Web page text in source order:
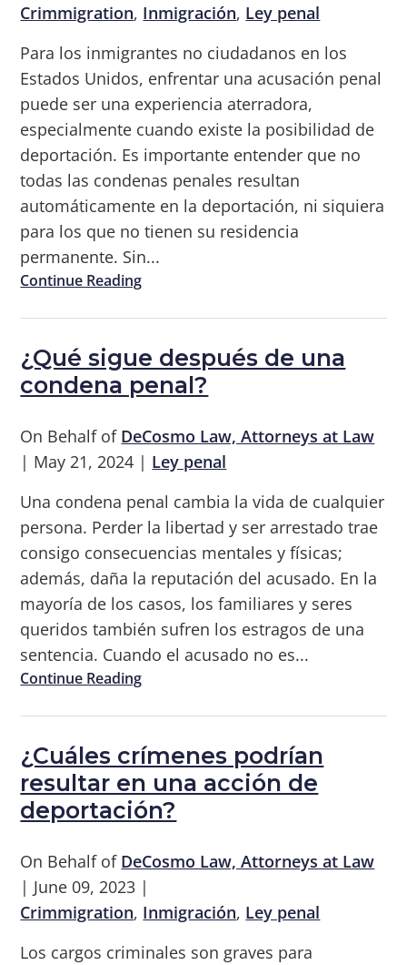
Crimmigration, Inmigración, Ley penal
Para los inmigrantes no ciudadanos en los
Estados Unidos, enfrentar una acusación penal
puede ser una experiencia aterradora,
especialmente cuando existe la posibilidad de
deportación. Es importante entender que no
todas las condenas penales resultan
automáticamente en la deportación, ni siquiera
para los que no tienen su residencia
permanente. Sin...
Continue Reading
¿Qué sigue después de una
condena penal?
On Behalf of DeCosmo Law, Attorneys at Law
| May 21, 2024 | Ley penal
Una condena penal cambia la vida de cualquier
persona. Perder la libertad y ser arrestado trae
consigo consecuencias mentales y físicas;
además, daña la reputación del acusado. En la
mayoría de los casos, los familiares y seres
queridos también sufren los estragos de una
sentencia. Cuando el acusado no es...
Continue Reading
¿Cuáles crímenes podrían
resultar en una acción de
deportación?
On Behalf of DeCosmo Law, Attorneys at Law
| June 09, 2023 |
Crimmigration, Inmigración, Ley penal
Los cargos criminales son graves para